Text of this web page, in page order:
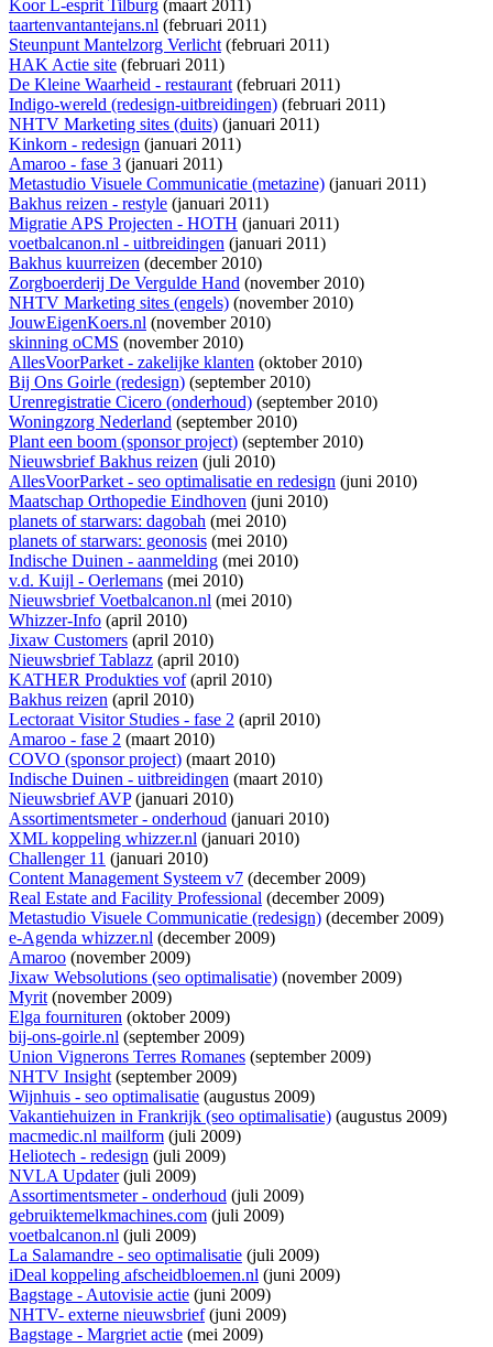
Koor L-esprit Tilburg (maart 2011)
taartenvantantejans.nl (februari 2011)
Steunpunt Mantelzorg Verlicht(februari 2011)
HAK Actie site (februari 2011)
De Kleine Waarheid - restaurant(februari 2011)
Indigo-wereld (redesign-uitbreidingen) (februari 2011)
NHTV Marketing sites (duits) (januari 2011)
Kinkorn - redesign (januari 2011)
Amaroo - fase 3 (januari 2011)
Metastudio Visuele Communicatie (metazine) (januari 2011)
Bakhus reizen - restyle (januari 2011)
Migratie APS Projecten - HOTH (januari 2011)
voetbalcanon.nl - uitbreidingen (januari 2011)
Bakhus kuurreizen (december 2010)
Zorgboerderij De Vergulde Hand (november 2010)
NHTV Marketing sites (engels) (november 2010)
JouwEigenKoers.nl (november 2010)
skinning oCMS (november 2010)
AllesVoorParket - zakelijke klanten (oktober 2010)
Bij Ons Goirle (redesign) (september 2010)
Urenregistratie Cicero (onderhoud) (september 2010)
Woningzorg Nederland (september 2010)
Plant een boom (sponsor project) (september 2010)
Nieuwsbrief Bakhus reizen (juli 2010)
AllesVoorParket - seo optimalisatie en redesign (juni 2010)
Maatschap Orthopedie Eindhoven (juni 2010)
planets of starwars: dagobah (mei 2010)
planets of starwars: geonosis (mei 2010)
Indische Duinen - aanmelding (mei 2010)
v.d. Kuijl - Oerlemans (mei 2010)
Nieuwsbrief Voetbalcanon.nl (mei 2010)
Whizzer-Info (april 2010)
Jixaw Customers (april 2010)
Nieuwsbrief Tablazz (april 2010)
KATHER Produkties vof(april 2010)
Bakhus reizen (april 2010)
Lectoraat Visitor Studies - fase 2 (april 2010)
Amaroo - fase 2 (maart 2010)
COVO (sponsor project) (maart 2010)
Indische Duinen - uitbreidingen (maart 2010)
Nieuwsbrief AVP(januari 2010)
Assortimentsmeter - onderhoud (januari 2010)
XML koppeling whizzer.nl (januari 2010)
Challenger 11 (januari 2010)
Content Management Systeem v7 (december 2009)
Real Estate and Facility Professional (december 2009)
Metastudio Visuele Communicatie (redesign) (december 2009)
e-Agenda whizzer.nl (december 2009)
Amaroo (november 2009)
Jixaw Websolutions (seo optimalisatie) (november 2009)
Myrit(november 2009)
Elga fournituren (oktober 2009)
bij-ons-goirle.nl (september 2009)
Union Vignerons Terres Romanes (september 2009)
NHTV Insight(september 2009)
Wijnhuis - seo optimalisatie (augustus 2009)
Vakantiehuizen in Frankrijk (seo optimalisatie) (augustus 2009)
macmedic.nl mailform (juli 2009)
Heliotech - redesign (juli 2009)
NVLA Updater(juli 2009)
Assortimentsmeter - onderhoud (juli 2009)
gebruiktemelkmachines.com (juli 2009)
voetbalcanon.nl (juli 2009)
La Salamandre - seo optimalisatie (juli 2009)
iDeal koppeling afscheidbloemen.nl (juni 2009)
Bagstage - Autovisie actie (juni 2009)
NHTV- externe nieuwsbrief(juni 2009)
Bagstage - Margriet actie (mei 2009)